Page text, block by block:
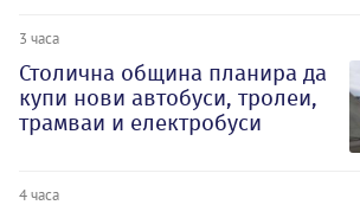
3 часа
Столична община планира да
купи нови автобуси, тролеи,
трамваи и електробуси
4 часа